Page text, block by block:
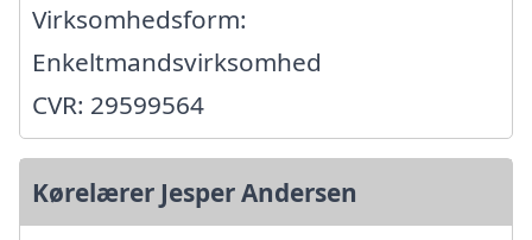
Virksomhedsform:
Enkeltmandsvirksomhed
CVR: 29599564
Kørelærer Jesper Andersen